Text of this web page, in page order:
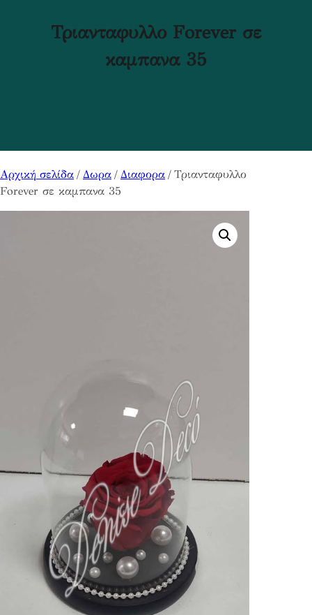
Τριανταφυλλο Forever σε
καμπανα 35
Αρχική σελίδα / Δωρα / Διαφορα / Τριανταφυλλο
Forever σε καμπανα 35